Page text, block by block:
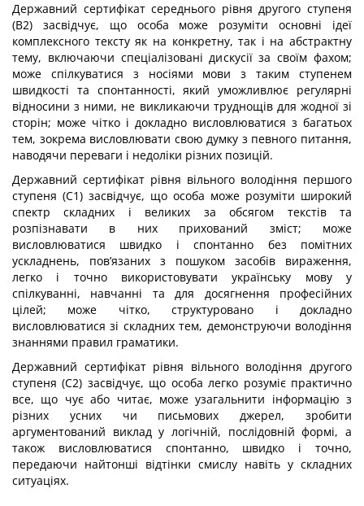
Державний сертифікат середнього рівня другого ступеня
(В2) засвідчує, що особа може розуміти основні ідеї
комплексного тексту як на конкретну, так і на абстрактну
тему, включаючи спеціалізовані дискусії за своїм фахом;
може спілкуватися з носіями мови з таким ступенем
швидкості та спонтанності, який уможливлює регулярні
відносини з ними, не викликаючи труднощів для жодної зі
сторін; може чітко і докладно висловлюватися з багатьох
тем, зокрема висловлювати свою думку з певного питання,
наводячи переваги і недоліки різних позицій.
Державний сертифікат рівня вільного володіння першого
ступеня (С1) засвідчує, що особа може розуміти широкий
спектр складних і великих за обсягом текстів та
розпізнавати в них прихований зміст; може
висловлюватися швидко і спонтанно без помітних
ускладнень, пов’язаних з пошуком засобів вираження,
легко і точно використовувати українську мову у
спілкуванні, навчанні та для досягнення професійних
цілей; може чітко, структуровано і докладно
висловлюватися зі складних тем, демонструючи володіння
знаннями правил граматики.
Державний сертифікат рівня вільного володіння другого
ступеня (С2) засвідчує, що особа легко розуміє практично
все, що чує або читає, може узагальнити інформацію з
різних усних чи письмових джерел, зробити
аргументований виклад у логічній, послідовній формі, а
також висловлюватися спонтанно, швидко і точно,
передаючи найтонші відтінки смислу навіть у складних
ситуаціях.